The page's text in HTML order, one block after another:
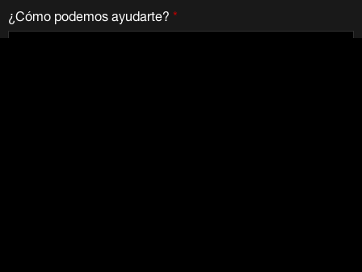
*
¿Cómo podemos ayudarte?